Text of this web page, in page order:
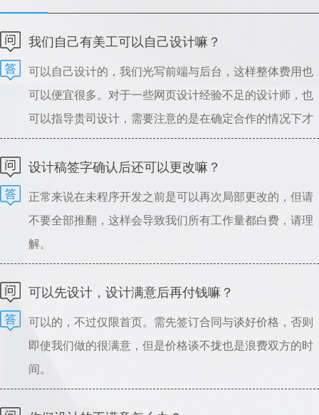
我们自己有美工可以自己设计嘛？
可以自己设计的，我们光写前端与后台，这样整体费用也
可以便宜很多。对于一些网页设计经验不足的设计师，也
可以指导贵司设计，需要注意的是在确定合作的情况下才
可以指导设计，请理解。
设计稿签字确认后还可以更改嘛？
正常来说在未程序开发之前是可以再次局部更改的，但请
不要全部推翻，这样会导致我们所有工作量都白费，请理
解。
可以先设计，设计满意后再付钱嘛？
可以的，不过仅限首页。需先签订合同与谈好价格，否则
即使我们做的很满意，但是价格谈不拢也是浪费双方的时
间。